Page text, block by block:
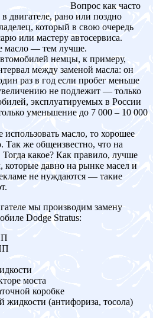
Вопрос как часто
двигателе, рано или поздно
который в свою очередь
или мастеру автосервиса.
масло — тем лучше.
немцы, к примеру,
между заменой масла: он
раз в год если пробег меньше
не подлежит — только
эксплуатируемых в России
уменьшение до 7 000 – 10 000
использовать масло, то хорошее
Так же общеизвестно, что на
какое? Как правило, лучше
которые давно на рынке масел и
не нуждаются — такие
мы производим замену
Dodge Stratus:
моста
коробке
жидкости (антифориза, тосола)